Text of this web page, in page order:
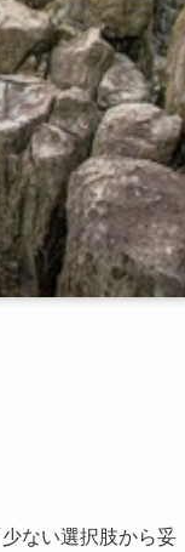
ない選択肢から妥